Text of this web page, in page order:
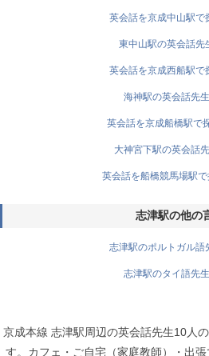
英会話を京成中山駅で
東中山駅の英会話先
英会話を京成西船駅で
海神駅の英会話先
英会話を京成船橋駅で
大神宮下駅の英会話
英会話を船橋競馬場駅
志津駅の他の
志津駅のポルトガル語
志津駅のタイ語先
京成本線 志津駅周辺の英会話先生10人
す。カフェ・ご自宅（家庭教師）・出